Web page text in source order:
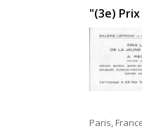
"(3e)
Paris,